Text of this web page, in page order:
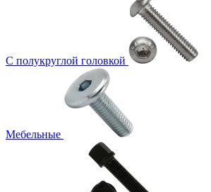
С полукруглой головкой
Мебельные